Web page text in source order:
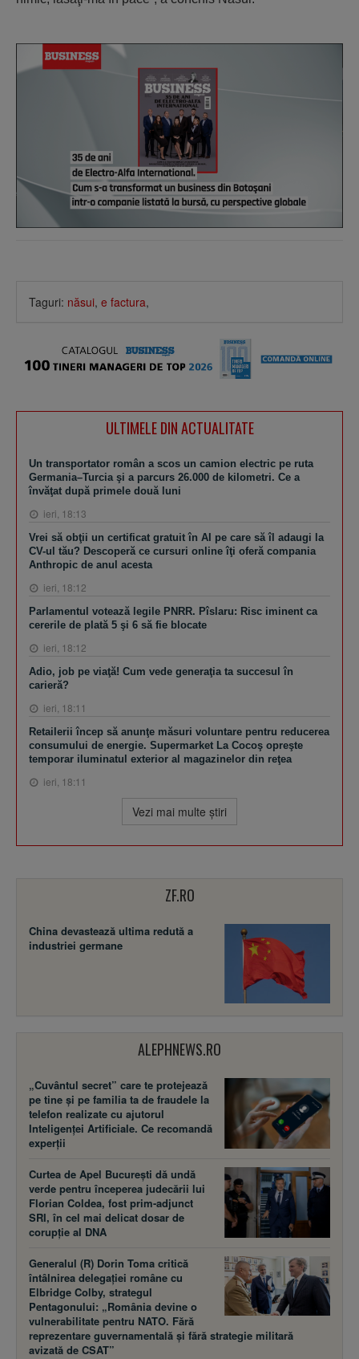
Taguri: năsui, e factura,
ULTIMELE DIN ACTUALITATE
Un transportator român a scos un camion electric pe ruta
Germania–Turcia şi a parcurs 26.000 de kilometri. Ce a
învăţat după primele două luni
ieri, 18:13
Vrei să obţii un certificat gratuit în AI pe care să îl adaugi la
CV-ul tău? Descoperă ce cursuri online îţi oferă compania
Anthropic de anul acesta
ieri, 18:12
Parlamentul votează legile PNRR. Pîslaru: Risc iminent ca
cererile de plată 5 şi 6 să fie blocate
ieri, 18:12
Adio, job pe viaţă! Cum vede generaţia ta succesul în
carieră?
ieri, 18:11
Retailerii încep să anunţe măsuri voluntare pentru reducerea
consumului de energie. Supermarket La Cocoş opreşte
temporar iluminatul exterior al magazinelor din reţea
ieri, 18:11
Vezi mai multe ştiri
ZF.RO
China devastează ultima redută a
industriei germane
ALEPHNEWS.RO
„Cuvântul secret” care te protejează
pe tine și pe familia ta de fraudele la
telefon realizate cu ajutorul
Inteligenței Artificiale. Ce recomandă
experții
Curtea de Apel București dă undă
verde pentru începerea judecării lui
Florian Coldea, fost prim-adjunct
SRI, în cel mai delicat dosar de
corupție al DNA
Generalul (R) Dorin Toma critică
întâlnirea delegației române cu
Elbridge Colby, strategul
Pentagonului: „România devine o
vulnerabilitate pentru NATO. Fără
reprezentare guvernamentală și fără strategie militară
avizată de CSAT”